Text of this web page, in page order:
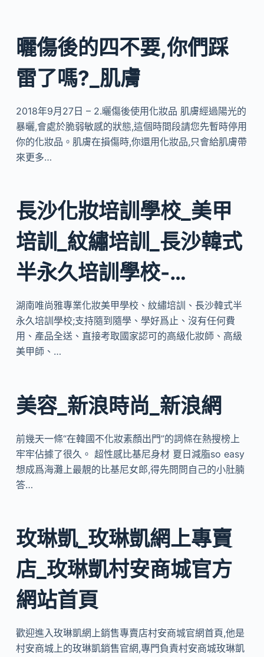
曬傷後的四不要,你們踩
雷了嗎?_肌膚
2018年9月27日 – 2.曬傷後使用化妝品 肌膚經過陽光的
暴曬,會處於脆弱敏感的狀態,這個時間段請您先暫時停用
你的化妝品。肌膚在損傷時,你還用化妝品,只會給肌膚帶
來更多…
長沙化妝培訓學校_美甲
培訓_紋繡培訓_長沙韓式
半永久培訓學校-…
湖南唯尚雅專業化妝美甲學校、紋繡培訓、長沙韓式半
永久培訓學校;支持隨到隨學、學好爲止、沒有任何費
用、產品全送、直接考取國家認可的高級化妝師、高級
美甲師、…
美容_新浪時尚_新浪網
前幾天一條“在韓國不化妝素顏出門”的詞條在熱搜榜上
牢牢佔據了很久。 超性感比基尼身材 夏日減脂so easy
想成爲海灘上最靚的比基尼女郎,得先問問自己的小肚腩
答…
玫琳凱_玫琳凱網上專賣
店_玫琳凱村安商城官方
網站首頁
歡迎進入玫琳凱網上銷售專賣店村安商城官網首頁,他是
村安商城上的玫琳凱銷售官網,專門負責村安商城玫琳凱